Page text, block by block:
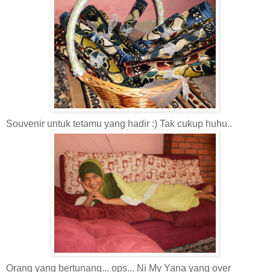
Souvenir untuk tetamu yang hadir :) Tak cukup huhu..
Orang yang bertunang... ops... Ni My Yana yang over